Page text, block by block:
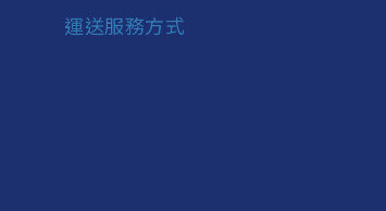
運送服務方式